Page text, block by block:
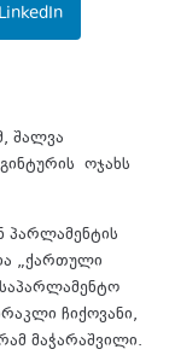
LinkedIn
შალვა
ოჯახს
პარლამენტის
„ქართული
ჩიქოვანი,
მაჭარაშვილი.